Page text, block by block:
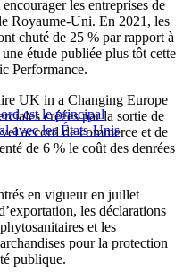
les entreprises de
Royaume-Uni. En 2021, les
chuté de 25 % par rapport à
étude publiée plus tôt cette
Performance.
est le principal
avec les États-Unis
UK in a Changing Europe
créées par la sortie de
accord de commerce et de
de 6 % le coût des denrées
en vigueur en juillet
les déclarations
et les
pour la protection
publique.